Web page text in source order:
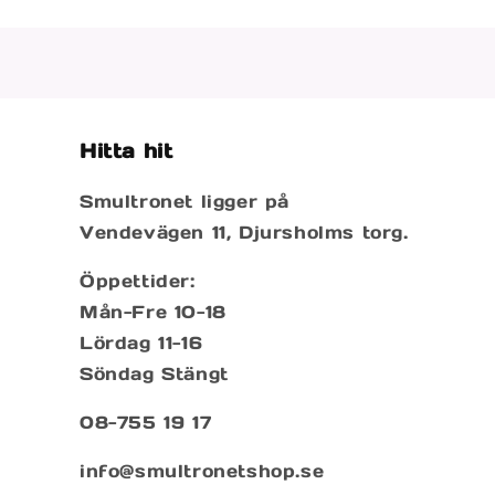
Hitta hit
Smultronet ligger på
Vendevägen 11, Djursholms torg.
Öppettider:
Mån-Fre 10-18
Lördag 11-16
Söndag Stängt
08-755 19 17
info@smultronetshop.se